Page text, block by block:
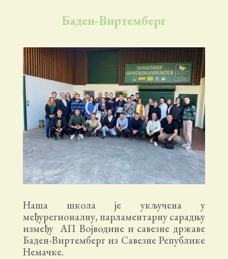
Баден-Виртемберг
Наша школа је укључена у
међурегионалну, парламентарну сарадњу
између АП Војводине и савезне државе
Баден-Виртемберг из Савезне Републике
Немачке.